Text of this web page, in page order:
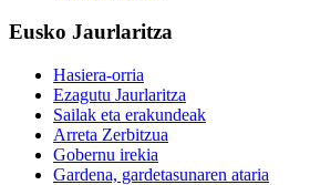
Eusko Jaurlaritza
Hasiera-orria
Ezagutu Jaurlaritza
Sailak eta erakundeak
Arreta Zerbitzua
Gobernu irekia
Gardena, gardetasunaren ataria